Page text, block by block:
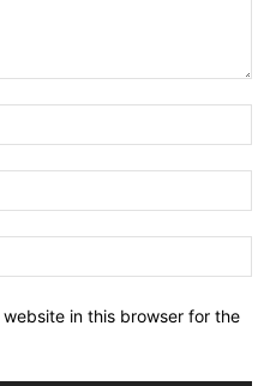
in this browser for the